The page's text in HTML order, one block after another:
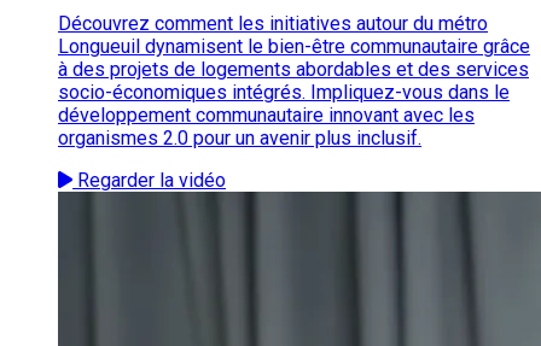
Découvrez comment les initiatives autour du métro
Longueuil dynamisent le bien-être communautaire grâce
à des projets de logements abordables et des services
socio-économiques intégrés. Impliquez-vous dans le
développement communautaire innovant avec les
organismes 2.0 pour un avenir plus inclusif.
Regarder la vidéo